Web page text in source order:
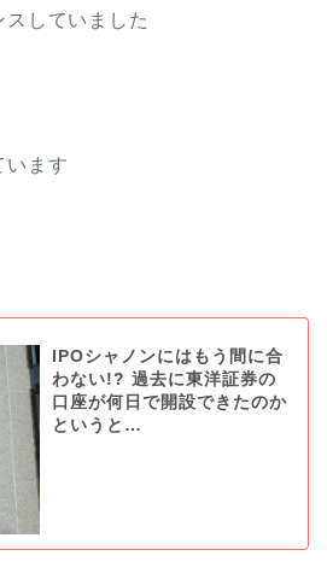
スしていました
います
IPOシャノンにはもう間に合
わない!? 過去に東洋証券の
口座が何日で開設できたのか
というと…